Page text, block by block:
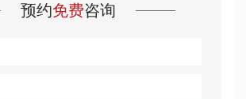
预约免费咨询